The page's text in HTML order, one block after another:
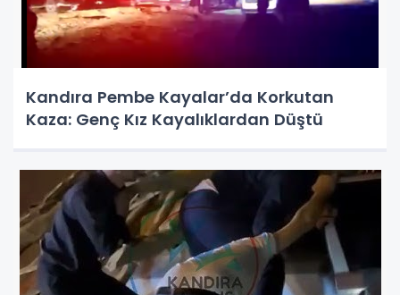
Kandıra Pembe Kayalar’da Korkutan
Kaza: Genç Kız Kayalıklardan Düştü